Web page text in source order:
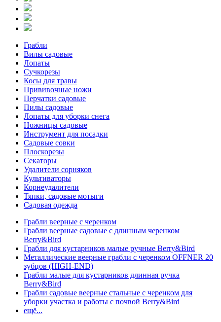
Грабли
Вилы садовые
Лопаты
Сучкорезы
Косы для травы
Прививочные ножи
Перчатки садовые
Пилы садовые
Лопаты для уборки снега
Ножницы садовые
Инструмент для посадки
Садовые совки
Плоскорезы
Секаторы
Удалители сорняков
Культиваторы
Корнеудалители
Тяпки, садовые мотыги
Садовая одежда
Грабли веерные с черенком
Грабли веерные садовые с длинным черенком
Berry&Bird
Грабли для кустарников малые ручные Berry&Bird
Металлические веерные грабли с черенком OFFNER 20
зубцов (HIGH-END)
Грабли малые для кустарников длинная ручка
Berry&Bird
Грабли садовые веерные стальные с черенком для
уборки участка и работы с почвой Berry&Bird
ещё...